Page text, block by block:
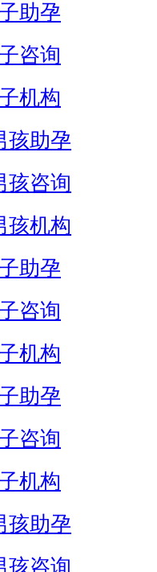
助孕
咨询
机构
孩助孕
孩咨询
孩机构
助孕
咨询
机构
助孕
咨询
机构
孩助孕
孩咨询